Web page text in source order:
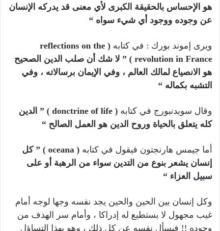
هو الإحساس بالحقيقة الكبرى لأي معنى قد يدركه الإنسان
عن وجوده ووجود أي شيء سواه “
ويرى إموند بورك : في كتابه
( reflections on the
revolution in France )
” لا شك أن صلب الدين الصحيح
هو الانصياع لمالك العالم ، وفي الإيمان برسالاته ، وفي
التشبه بكماله “
وقال سويدنبورج في كتابه ( donctrine of life )
” الدين
كله يتعلق بالحياة وروح الدين هو العمل الصالح “
أما جيمس هارنجتون فيقول في كتابه ( oceana )
” كل
إنسان يشعر بنوع من التدين سواء من الرهبة أو على
سبيل العزاء “
وكل إنسان بين الحين والحين يجد نفسه وجها لوجه أمام
غيب مجهول لا يستطيع له إدراكا ، وأمام سر الهدف من
وجوده !! فيسأل نفسه عن كل ذلك ، وهو بهذا التساؤل